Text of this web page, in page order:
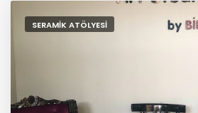
SERAMIK ATÖLYESI